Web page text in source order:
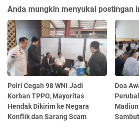
Anda mungkin menyukai postingan
Polri Cegah 98 WNI Jadi
Korban TPPO, Mayoritas
Hendak Dikirim ke Negara
Konflik dan Sarang Scam
Doa